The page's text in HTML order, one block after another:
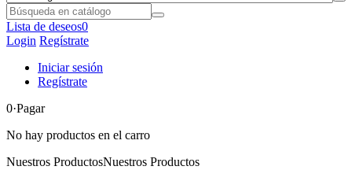
Lista de deseos0
Login Regístrate
Iniciar sesión
Regístrate
0·Pagar
No hay productos en el carro
Nuestros ProductosNuestros Productos